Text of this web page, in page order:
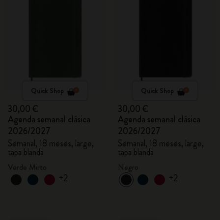
Quick Shop
30,00 €
Agenda semanal clásica
2026/2027
Semanal, 18 meses, large,
tapa blanda
+2
Quick Shop
30,00 €
Agenda semanal clásica
2026/2027
Semanal, 18 meses, large,
tapa blanda
+2